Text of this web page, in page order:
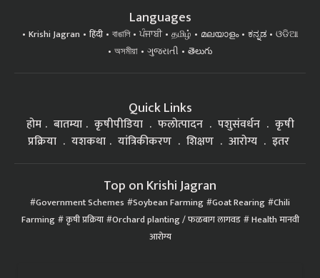
Languages
Krishi Jagran हिंदी বাঙালি ਪੰਜਾਬੀ தமிழ் മലയാളം ಕನ್ನಡ
ଓଡିଆ
অসমীয়া
ગુજરાતી తెలుగు
Quick Links
होम बातम्या कृषीपीडिया फलोत्पादन पशुसंवर्धन
कृषी
प्रक्रिया
यशकथा यांत्रिकीकरण शिक्षण आरोग्य इतर
Top on Krishi Jagran
Government Schemes Soybean Farming Goat Rearing Chili
Farming कृषी प्रक्रिया Orchard planting / फळबाग लागवड Health मानवी
आरोग्य